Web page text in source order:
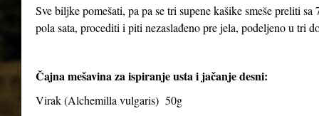
Sve biljke pomešati, pa pa se tri supene kašike smeše preliti
pola sata, procediti i piti nezaslađeno pre jela, podeljeno u tri
Čajna mešavina za ispiranje usta i jačanje desni:
Virak (Alchemilla vulgaris) 50g